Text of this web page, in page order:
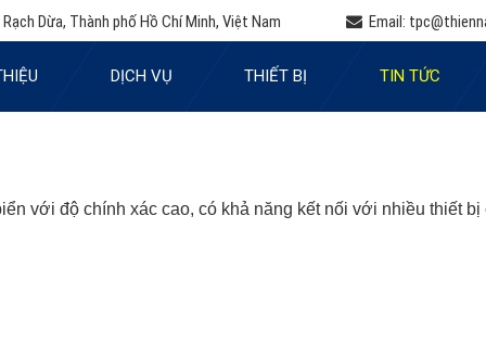
Dừa, Thành phố Hồ Chí Minh, Việt Nam Email:
DỊCH VỤ THIẾT BỊ TIN TỨC
với độ chính xác cao, có khả năng kết nối với nhiều thiết